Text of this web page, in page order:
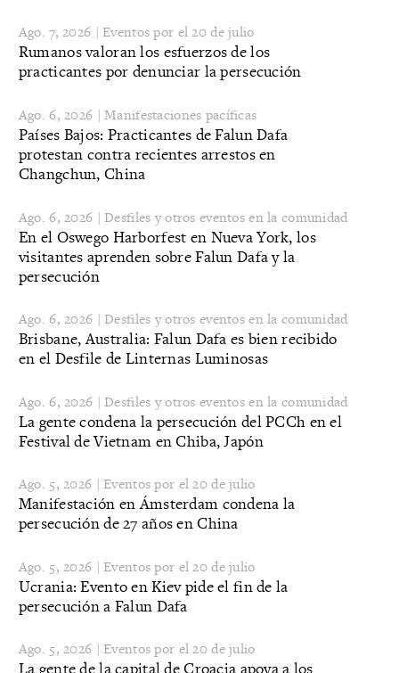
Ago. 7, 2026 | Eventos por el 20 de julio
Rumanos valoran los esfuerzos de los
practicantes por denunciar la persecución
Ago. 6, 2026 | Manifestaciones pacíficas
Países Bajos: Practicantes de Falun Dafa
protestan contra recientes arrestos en
Changchun, China
Ago. 6, 2026 | Desfiles y otros eventos en la comunidad
En el Oswego Harborfest en Nueva York, los
visitantes aprenden sobre Falun Dafa y la
persecución
Ago. 6, 2026 | Desfiles y otros eventos en la comunidad
Brisbane, Australia: Falun Dafa es bien recibido
en el Desfile de Linternas Luminosas
Ago. 6, 2026 | Desfiles y otros eventos en la comunidad
La gente condena la persecución del PCCh en el
Festival de Vietnam en Chiba, Japón
Ago. 5, 2026 | Eventos por el 20 de julio
Manifestación en Ámsterdam condena la
persecución de 27 años en China
Ago. 5, 2026 | Eventos por el 20 de julio
Ucrania: Evento en Kiev pide el fin de la
persecución a Falun Dafa
Ago. 5, 2026 | Eventos por el 20 de julio
La gente de la capital de Croacia apoya a los